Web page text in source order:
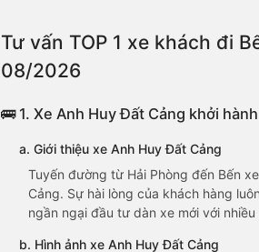
Tư vấn TOP 1 xe khách đi
08/2026
🚌 1. Xe Anh Huy Đất Cảng khởi
a. Giới thiệu xe Anh Huy Đất Cảng
Tuyến đường từ Hải Phòng đến Bến
Cảng. Sự hài lòng của khách hàng
ngần ngại đầu tư dàn xe mới với
b. Hình ảnh xe Anh Huy Đất Cảng